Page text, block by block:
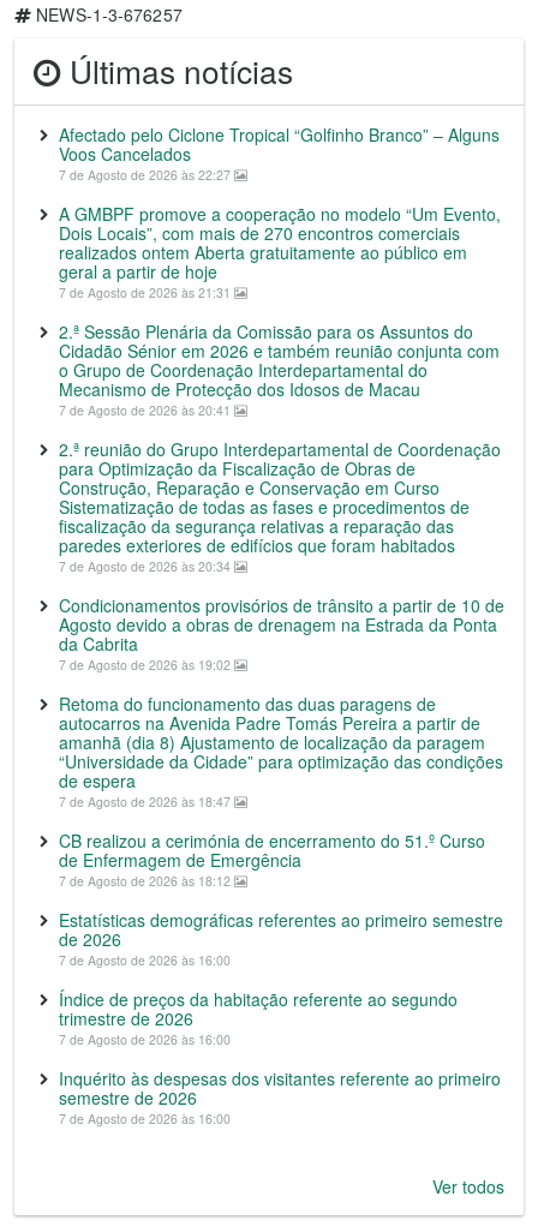
NEWS-1-3-676257
Últimas notícias
Afectado pelo Ciclone Tropical “Golfinho Branco” – Alguns
Voos Cancelados
7 de Agosto de 2026 às 22:27
A GMBPF promove a cooperação no modelo “Um Evento,
Dois Locais”, com mais de 270 encontros comerciais
realizados ontem Aberta gratuitamente ao público em
geral a partir de hoje
7 de Agosto de 2026 às 21:31
2.ª Sessão Plenária da Comissão para os Assuntos do
Cidadão Sénior em 2026 e também reunião conjunta com
o Grupo de Coordenação Interdepartamental do
Mecanismo de Protecção dos Idosos de Macau
7 de Agosto de 2026 às 20:41
2.ª reunião do Grupo Interdepartamental de Coordenação
para Optimização da Fiscalização de Obras de
Construção, Reparação e Conservação em Curso
Sistematização de todas as fases e procedimentos de
fiscalização da segurança relativas a reparação das
paredes exteriores de edifícios que foram habitados
7 de Agosto de 2026 às 20:34
Condicionamentos provisórios de trânsito a partir de 10 de
Agosto devido a obras de drenagem na Estrada da Ponta
da Cabrita
7 de Agosto de 2026 às 19:02
Retoma do funcionamento das duas paragens de
autocarros na Avenida Padre Tomás Pereira a partir de
amanhã (dia 8) Ajustamento de localização da paragem
“Universidade da Cidade” para optimização das condições
de espera
7 de Agosto de 2026 às 18:47
CB realizou a cerimónia de encerramento do 51.º Curso
de Enfermagem de Emergência
7 de Agosto de 2026 às 18:12
Estatísticas demográficas referentes ao primeiro semestre
de 2026
7 de Agosto de 2026 às 16:00
Índice de preços da habitação referente ao segundo
trimestre de 2026
7 de Agosto de 2026 às 16:00
Inquérito às despesas dos visitantes referente ao primeiro
semestre de 2026
7 de Agosto de 2026 às 16:00
Ver todos